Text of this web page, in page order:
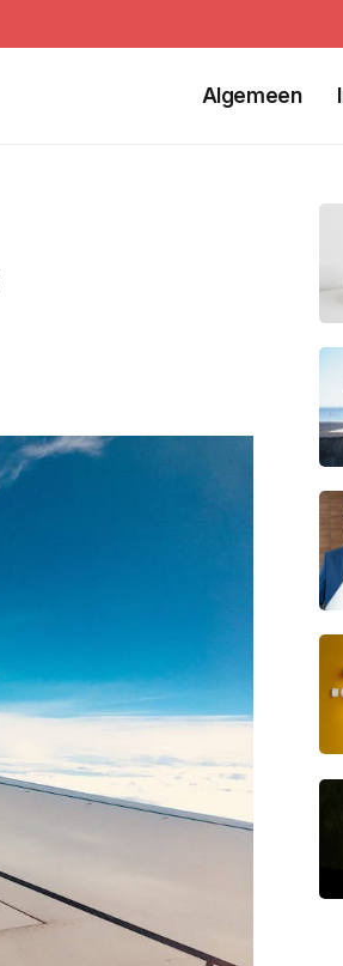
Algemeen